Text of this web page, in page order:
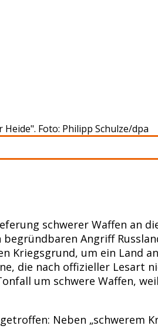
Foto: Philipp Schulze/dpa
schwerer Waffen an
Angriff
Kriegsgrund, um ein Land
die nach offizieller Lesart
um schwere Waffen,
Neben „schwerem